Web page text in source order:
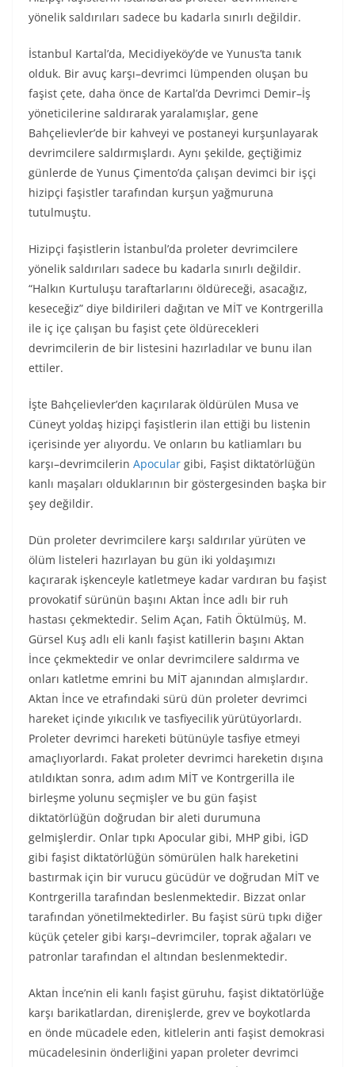
yönelik saldırıları sadece bu kadarla sınırlı değildir.
İstanbul Kartal’da, Mecidiyeköy’de ve Yunus’ta tanık
olduk. Bir avuç karşı–devrimci lümpenden oluşan bu
faşist çete, daha önce de Kartal’da Devrimci Demir–İş
yöneticilerine saldırarak yaralamışlar, gene
Bahçelievler’de bir kahveyi ve postaneyi kurşunlayarak
devrimcilere saldırmışlardı. Aynı şekilde, geçtiğimiz
günlerde de Yunus Çimento’da çalışan devimci bir işçi
hizipçi faşistler tarafından kurşun yağmuruna
tutulmuştu.
Hizipçi faşistlerin İstanbul’da proleter devrimcilere
yönelik saldırıları sadece bu kadarla sınırlı değildir.
“Halkın Kurtuluşu taraftarlarını öldüreceği, asacağız,
keseceğiz” diye bildirileri dağıtan ve MİT ve Kontrgerilla
ile iç içe çalışan bu faşist çete öldürecekleri
devrimcilerin de bir listesini hazırladılar ve bunu ilan
ettiler.
İşte Bahçelievler’den kaçırılarak öldürülen Musa ve
Cüneyt yoldaş hizipçi faşistlerin ilan ettiği bu listenin
içerisinde yer alıyordu. Ve onların bu katliamları bu
karşı–devrimcilerin Apocular gibi, Faşist diktatörlüğün
kanlı maşaları olduklarının bir göstergesinden başka bir
şey değildir.
Dün proleter devrimcilere karşı saldırılar yürüten ve
ölüm listeleri hazırlayan bu gün iki yoldaşımızı
kaçırarak işkenceyle katletmeye kadar vardıran bu faşist
provokatif sürünün başını Aktan İnce adlı bir ruh
hastası çekmektedir. Selim Açan, Fatih Öktülmüş, M.
Gürsel Kuş adlı eli kanlı faşist katillerin başını Aktan
İnce çekmektedir ve onlar devrimcilere saldırma ve
onları katletme emrini bu MİT ajanından almışlardır.
Aktan İnce ve etrafındaki sürü dün proleter devrimci
hareket içinde yıkıcılık ve tasfiyecilik yürütüyorlardı.
Proleter devrimci hareketi bütünüyle tasfiye etmeyi
amaçlıyorlardı. Fakat proleter devrimci hareketin dışına
atıldıktan sonra, adım adım MİT ve Kontrgerilla ile
birleşme yolunu seçmişler ve bu gün faşist
diktatörlüğün doğrudan bir aleti durumuna
gelmişlerdir. Onlar tıpkı Apocular gibi, MHP gibi, İGD
gibi faşist diktatörlüğün sömürülen halk hareketini
bastırmak için bir vurucu gücüdür ve doğrudan MİT ve
Kontrgerilla tarafından beslenmektedir. Bizzat onlar
tarafından yönetilmektedirler. Bu faşist sürü tıpkı diğer
küçük çeteler gibi karşı–devrimciler, toprak ağaları ve
patronlar tarafından el altından beslenmektedir.
Aktan İnce’nin eli kanlı faşist güruhu, faşist diktatörlüğe
karşı barikatlardan, direnişlerde, grev ve boykotlarda
en önde mücadele eden, kitlelerin anti faşist demokrasi
mücadelesinin önderliğini yapan proleter devrimci